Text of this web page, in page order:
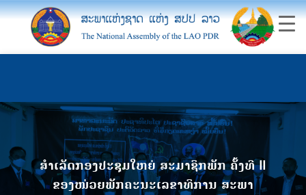
ສໍາເລັດກອງປະຊຸມໃຫຍ່ ສະມາຊິກພັກ ຄັ້ງທີ II
ຂອງໜ່ວຍພັກຄະນະເລຂາທິການ ສະພາ